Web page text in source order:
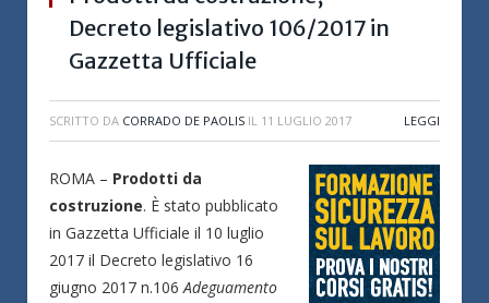
Decreto legislativo 106/2017 in
Gazzetta Ufficiale
SCRITTO DA CORRADO DE PAOLIS IL 11 LUGLIO 2017 LEGGI
ROMA – Prodotti da
costruzione. È stato pubblicato
in Gazzetta Ufficiale il 10 luglio
2017 il Decreto legislativo 16
giugno 2017 n.106Adeguamento